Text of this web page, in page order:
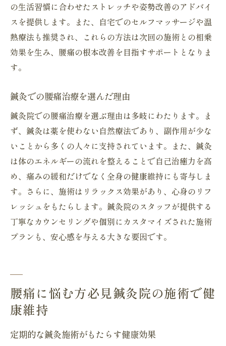
の生活習慣に合わせたストレッチや姿勢改善のアドバイ
スを提供します。また、自宅でのセルフマッサージや温
熱療法も推奨され、これらの方法は次回の施術との相乗
効果を生み、腰痛の根本改善を目指すサポートとなりま
す。
鍼灸での腰痛治療を選んだ理由
鍼灸院での腰痛治療を選ぶ理由は多岐にわたります。ま
ず、鍼灸は薬を使わない自然療法であり、副作用が少な
いことから多くの人々に支持されています。また、鍼灸
は体のエネルギーの流れを整えることで自己治癒力を高
め、痛みの緩和だけでなく全身の健康維持にも寄与しま
す。さらに、施術はリラックス効果があり、心身のリフ
レッシュをもたらします。鍼灸院のスタッフが提供する
丁寧なカウンセリングや個別にカスタマイズされた施術
プランも、安心感を与える大きな要因です。
腰痛に悩む方必見鍼灸院の施術で健
康維持
定期的な鍼灸施術がもたらす健康効果